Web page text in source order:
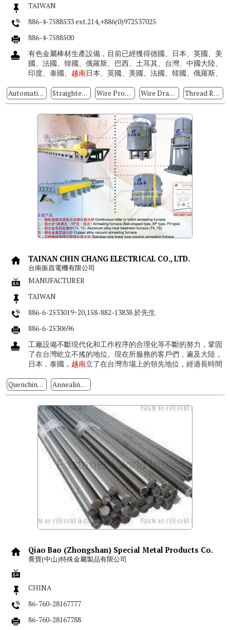
TAIWAN
886-4-7588533 ext.214,+886(0)972537025
886-4-7588500
有色金屬棒材生產設備，目前已經獲得德國、日本、英國、美
國、法國、韓國、俄羅斯、巴西、土耳其、台灣、中國大陸、
印度、泰國、 越南日本、英國、美國、法國、韓國、俄羅斯、
巴西、土耳其、台灣、中國大陸、印度、泰國、越南等各國大
廠的青睞，銷售足跡遍及世界。...
Automatic Warehouse System Straightening Machine Wire Processing Machinery Wire Drawing Machine Thread Rolling Machine
TAINAN CHIN CHANG ELECTRICAL CO., LTD.
台南振昌電機有限公司
MANUFACTURER
TAIWAN
886-6-2533019~20,158-882-13838 於先生
886-6-2530696
工廠設備不斷現代化和工作程序的合理化等不斷的努力，鞏固
了在台灣屹立不搖的地位。現在所服務的客戶們，遍及大陸，
日本，泰國， 越南立了在台灣市場上的領先地位，經過長時間
深入細緻的研究和開發等活動，工廠設備不斷現代化和工作程
序的合理化等不斷的努力，鞏固...
Quenching Furnace Annealing Furnace
Qiao Bao (Zhongshan) Special Metal Products Co.
喬寶(中山)特殊金屬製品有限公司
CHINA
86-760-28167777
86-760-28167788